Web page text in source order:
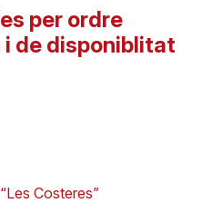
per ordre
de disponiblitat
Costeres”